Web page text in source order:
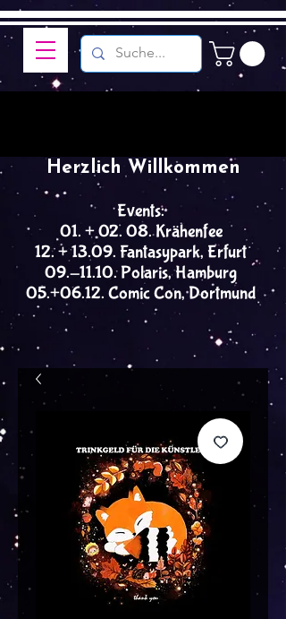
Events:
01. + 02. 08. Krähenfee
12. + 13.09. Fantasypark, Erfurt
09.-11.10. Polaris, Hamburg
05.+06.12. Comic Con, Dortmund
Herzlich Willkommen